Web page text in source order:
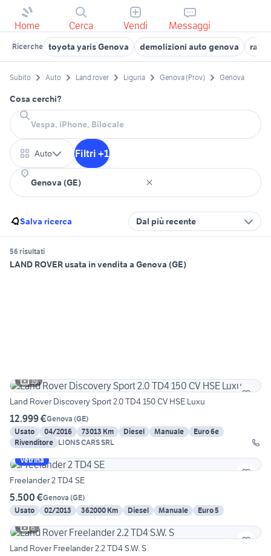
Home Cerca Vendi Messaggi
Ricerche toyota yaris Genova demolizioni auto genova
Subito Auto Land rover Liguria Genova (Prov) Genova
Cosa cerchi?
Auto Filtri +1
Salva ricerca Dal più recente
56 risultati
LAND ROVER usata in vendita a Genova (GE)
19
Land Rover Discovery Sport 2.0 TD4 150 CV HSE Luxu
12.999 €Genova (GE)
Usato
04/2016 73013 Km Diesel Manuale
Euro 6e
Rivenditore LIONS CARS SRL
Vetrina
Freelander 2 TD4 SE
5.500 €Genova (GE)
Usato
02/2013 362000 Km Diesel Manuale
Euro 5
6
Land Rover Freelander 2.2 TD4 S.W. S